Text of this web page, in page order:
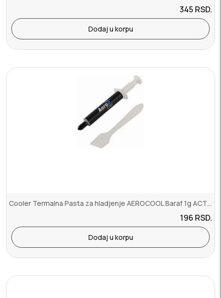
345 RSD.
Dodaj u korpu
Cooler Termalna Pasta za hladjenje AEROCOOL Baraf 1g ACTG-NA21210.01
196 RSD.
Dodaj u korpu